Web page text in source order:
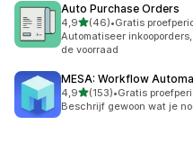
Auto Purchase Orders
4,9van 5 sterren
(46)
46 recensies in totaal
•Gratis
Automatiseer
de voorraad
MESA: Workflow
4,9van 5 sterren
(153)
153 recensies in totaal
•Gratis
Beschrijf gewoon wat je